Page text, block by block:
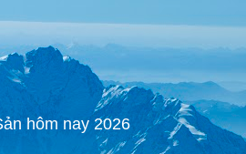
hôm nay 2026